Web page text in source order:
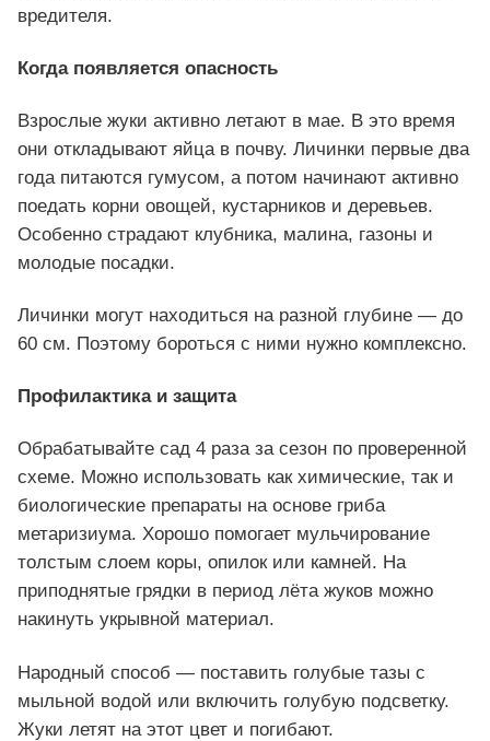
вредителя.
Когда появляется опасность
Взрослые жуки активно летают в мае. В это время
они откладывают яйца в почву. Личинки первые два
года питаются гумусом, а потом начинают активно
поедать корни овощей, кустарников и деревьев.
Особенно страдают клубника, малина, газоны и
молодые посадки.
Личинки могут находиться на разной глубине — до
60 см. Поэтому бороться с ними нужно комплексно.
Профилактика и защита
Обрабатывайте сад 4 раза за сезон по проверенной
схеме. Можно использовать как химические, так и
биологические препараты на основе гриба
метаризиума. Хорошо помогает мульчирование
толстым слоем коры, опилок или камней. На
приподнятые грядки в период лёта жуков можно
накинуть укрывной материал.
Народный способ — поставить голубые тазы с
мыльной водой или включить голубую подсветку.
Жуки летят на этот цвет и погибают.